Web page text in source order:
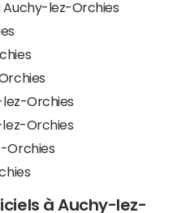
Auchy-lez-Orchies
lez-Orchies
lez-Orchies
Orchies
à Auchy-lez-